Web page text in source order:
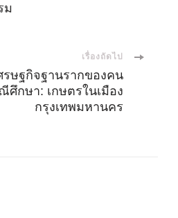
ม
เรื่องถัดไป
ษฐกิจฐานรากของคน
ศึกษา: เกษตรในเมือง
กรุงเทพมหานคร